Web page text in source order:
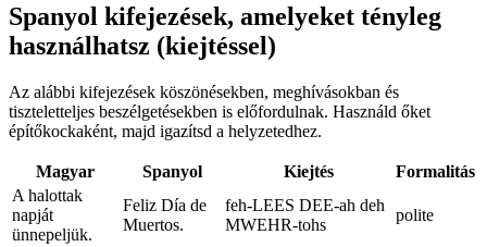
Spanyol kifejezések, amelyeket tényleg
használhatsz (kiejtéssel)
Az alábbi kifejezések köszönésekben, meghívásokban és
tiszteletteljes beszélgetésekben is előfordulnak. Használd őket
építőkockaként, majd igazítsd a helyzetedhez.
Magyar Spanyol Kiejtés
Formalitás
A halottak
napját
ünnepeljük.
Feliz Día de
Muertos.
feh-LEES DEE-ah deh
MWEHR-tohs
polite